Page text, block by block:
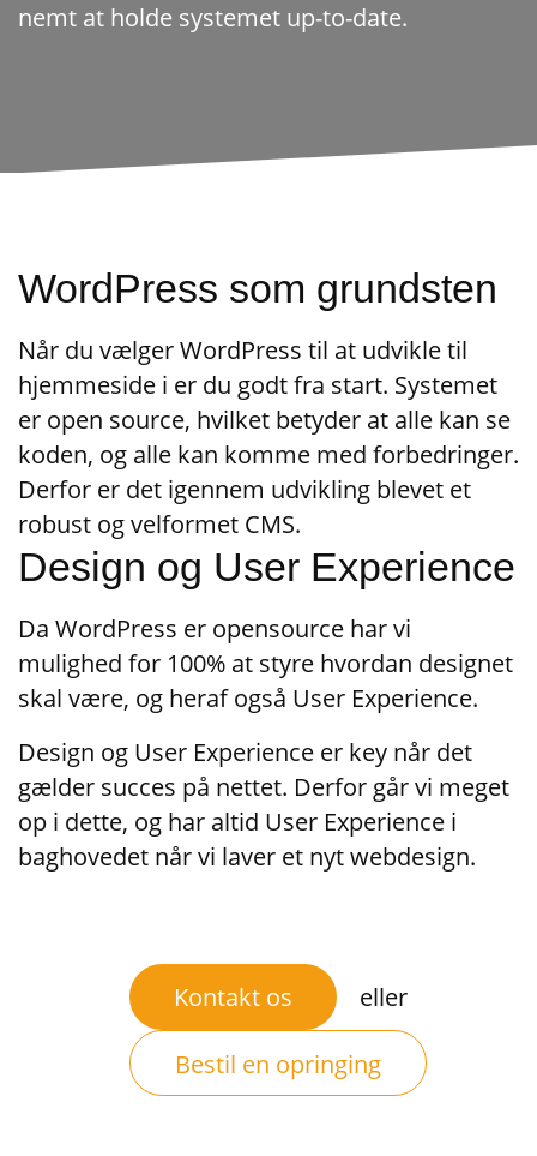
nemt at holde systemet up-to-date.
WordPress som grundsten
Når du vælger WordPress til at udvikle til
hjemmeside i er du godt fra start. Systemet
er open source, hvilket betyder at alle kan se
koden, og alle kan komme med forbedringer.
Derfor er det igennem udvikling blevet et
robust og velformet CMS.
Design og User Experience
Da WordPress er opensource har vi
mulighed for 100% at styre hvordan designet
skal være, og heraf også User Experience.
Design og User Experience er key når det
gælder succes på nettet. Derfor går vi meget
op i dette, og har altid User Experience i
baghovedet når vi laver et nyt webdesign.
Kontakt os eller
Bestil en opringing